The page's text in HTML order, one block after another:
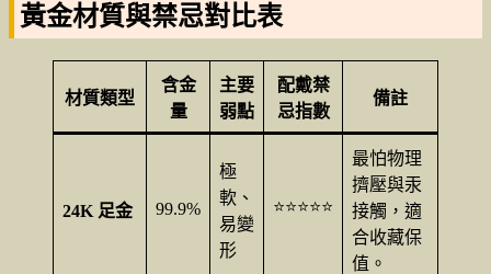
黃金材質與禁忌對比表
材質類型
含金
量
主要
弱點
配戴禁
忌指數
備註
24K 足金 99.9%
極
軟、
易變
形
⭐⭐⭐⭐⭐
最怕物理
擠壓與汞
接觸，適
合收藏保
值。